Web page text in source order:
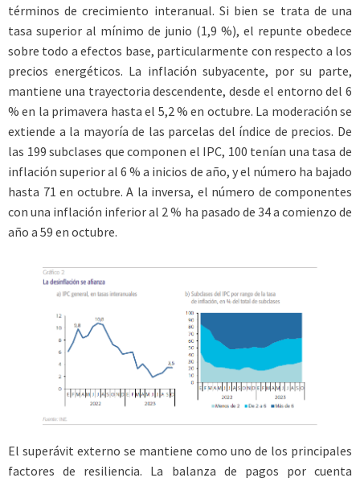
términos de crecimiento interanual. Si bien se trata de una
tasa superior al mínimo de junio (1,9 %), el repunte obedece
sobre todo a efectos base, particularmente con respecto a los
precios energéticos. La inflación subyacente, por su parte,
mantiene una trayectoria descendente, desde el entorno del 6
% en la primavera hasta el 5,2 % en octubre. La moderación se
extiende a la mayoría de las parcelas del índice de precios. De
las 199 subclases que componen el IPC, 100 tenían una tasa de
inflación superior al 6 % a inicios de año, y el número ha bajado
hasta 71 en octubre. A la inversa, el número de componentes
con una inflación inferior al 2 % ha pasado de 34 a comienzo de
año a 59 en octubre.
El superávit externo se mantiene como uno de los principales
factores de resiliencia. La balanza de pagos por cuenta